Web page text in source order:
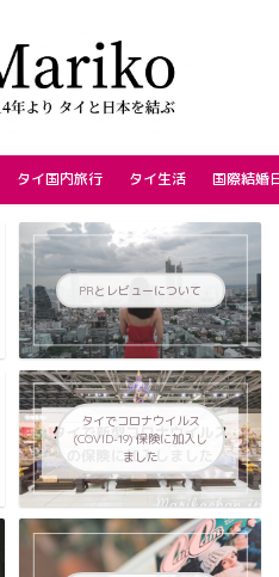
タイ国内旅行 タイ生活 国際結婚
PRとレビューについて
タイでコロナウイルス
(COVID-19) 保険に加入し
ました